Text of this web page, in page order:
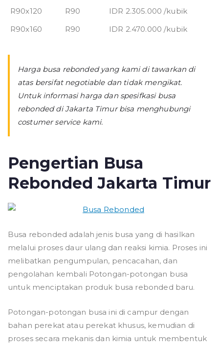
R90x120
R90
IDR 2.305.000 /kubik
R90x160
R90 IDR 2.470.000 /kubik
Harga busa rebonded yang kami di tawarkan di
atas bersifat negotiable dan tidak mengikat.
Untuk informasi harga dan spesifkasi busa
rebonded di Jakarta Timur bisa menghubungi
costumer service kami.
Pengertian Busa
Rebonded Jakarta Timur
Busa rebonded adalah jenis busa yang di hasilkan
melalui proses daur ulang dan reaksi kimia. Proses ini
melibatkan pengumpulan, pencacahan, dan
pengolahan kembali Potongan-potongan busa
untuk menciptakan produk busa rebonded baru.
Potongan-potongan busa ini di campur dengan
bahan perekat atau perekat khusus, kemudian di
proses secara mekanis dan kimia untuk membentuk